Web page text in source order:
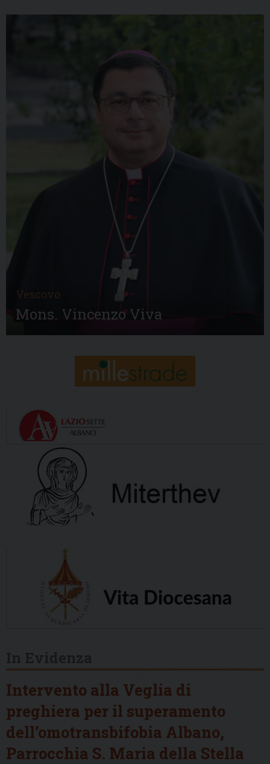
Vescovo
Mons. Vincenzo Viva
Intervento alla Veglia di
preghiera per il superamento
dell’omotransbifobia Albano,
Parrocchia S. Maria della Stella